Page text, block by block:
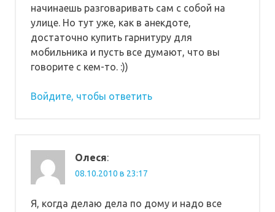
начинаешь разговаривать сам с собой на
улице. Но тут уже, как в анекдоте,
достаточно купить гарнитуру для
мобильника и пусть все думают, что вы
говорите с кем-то. :))
Войдите, чтобы ответить
Олеся:
08.10.2010 в 23:17
Я, когда делаю дела по дому и надо все